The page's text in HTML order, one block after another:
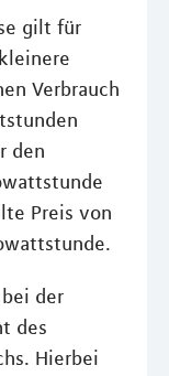
gilt für
Verbrauch
den
Preis von
der
des
Hierbei